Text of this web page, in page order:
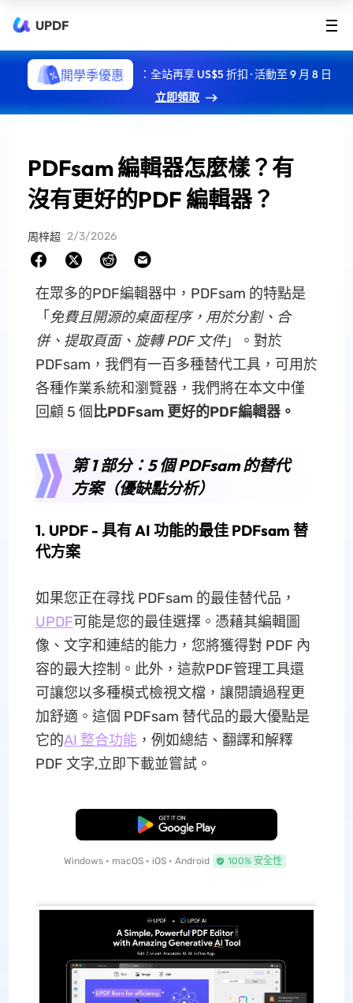
UPDF
開學季優惠
：全站再享 US$5 折扣 · 活動至 9 月 8 日
立即領取
PDFsam 編輯器怎麼樣？有
沒有更好的PDF 編輯器？
周梓超 2/3/2026
在眾多的PDF編輯器中，PDFsam 的特點是
「 免費且開源的桌面程序，用於分割、合
併、提取頁面、旋轉 PDF 文件」。對於
PDFsam，我們有一百多種替代工具，可用於
各種作業系統和瀏覽器，我們將在本文中僅
回顧 5 個比PDFsam 更好的PDF編輯器。
第 1 部分：5 個 PDFsam 的替代
方案（優缺點分析）
1. UPDF - 具有 AI 功能的最佳 PDFsam 替
代方案
如果您正在尋找 PDFsam 的最佳替代品，
UPDF可能是您的最佳選擇。憑藉其編輯圖
像、文字和連結的能力，您將獲得對 PDF 內
容的最大控制。此外，這款PDF管理工具還
可讓您以多種模式檢視文檔，讓閱讀過程更
加舒適。這個 PDFsam 替代品的最大優點是
它的AI 整合功能，例如總結、翻譯和解釋
PDF 文字,立即下載並嘗試。
免費下載
Windows • macOS • iOS • Android 100% 安全性